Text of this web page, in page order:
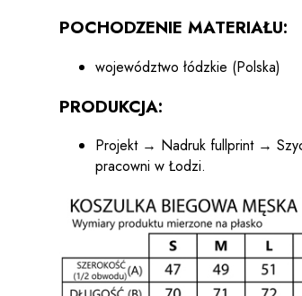
POCHODZENIE MATERIAŁU:
województwo łódzkie (Polska)
PRODUKCJA:
Projekt → Nadruk fullprint →
pracowni w Łodzi.